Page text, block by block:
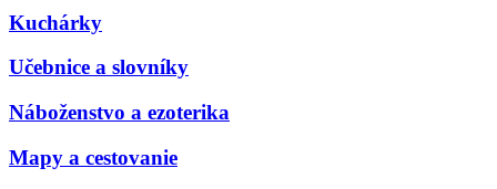
Kuchárky
Učebnice a slovníky
Náboženstvo a ezoterika
Mapy a cestovanie